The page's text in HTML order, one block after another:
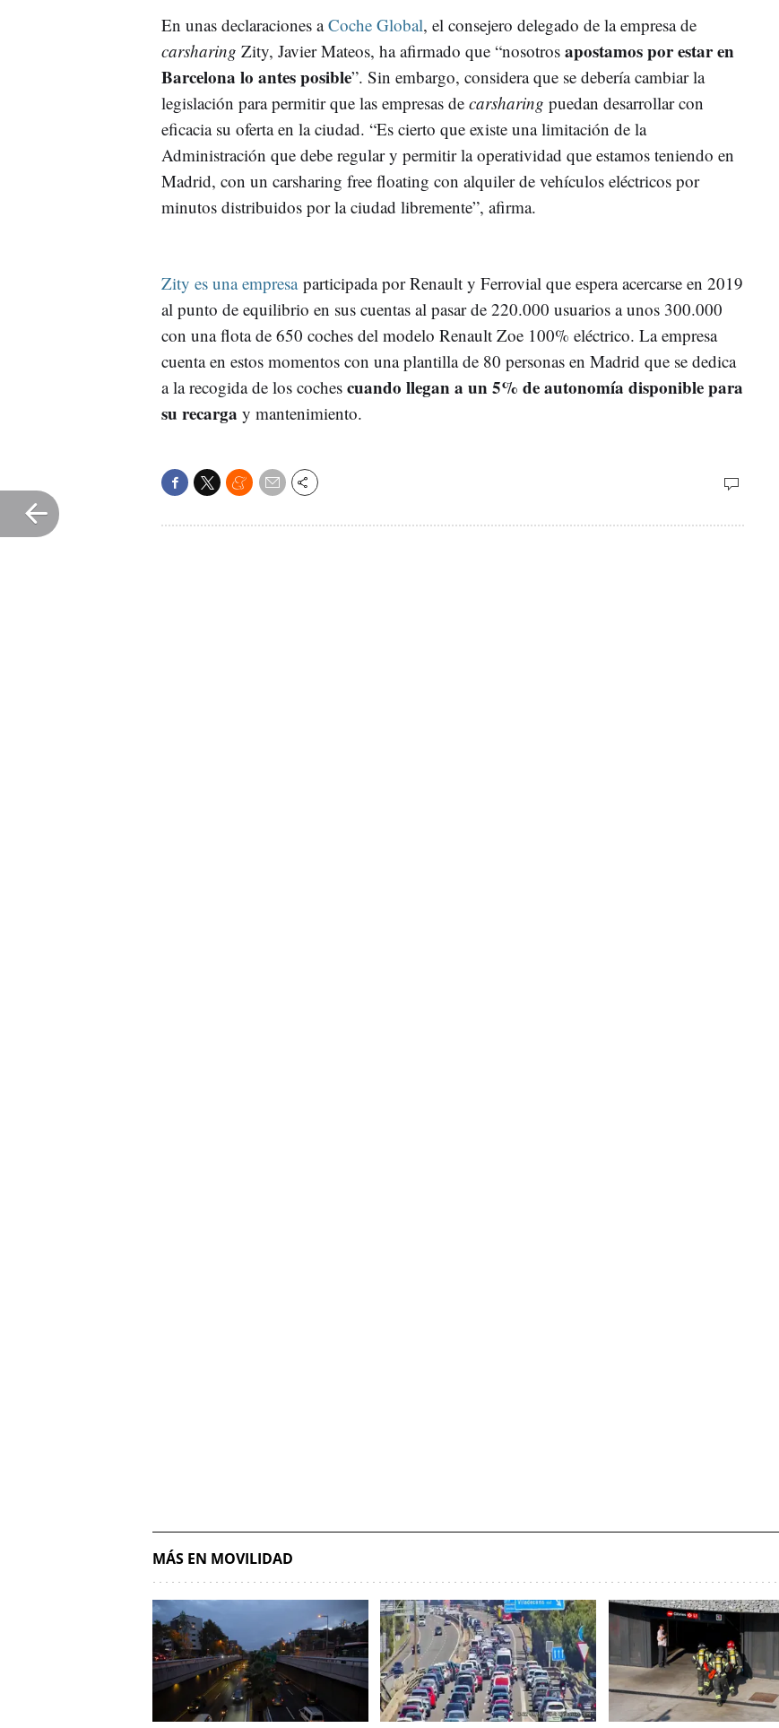
En unas declaraciones aCoche Global, el consejero delegado de la empresa de
carsharing Zity, Javier Mateos, ha afirmado que “nosotros apostamos por estar en
Barcelona lo antes posible”. Sin embargo, considera que se debería cambiar la
legislación para permitir que las empresas de carsharing puedan desarrollar con
eficacia su oferta en la ciudad. “Es cierto que existe una limitación de la
Administración que debe regular y permitir la operatividad que estamos teniendo en
Madrid, con un carsharing free floating con alquiler de vehículos eléctricos por
minutos distribuidos por la ciudad libremente”, afirma.
Zity es una empresa participada por Renault y Ferrovial que espera acercarse en 2019
al punto de equilibrio en sus cuentas al pasar de 220.000 usuarios a unos 300.000
con una flota de 650 coches del modelo Renault Zoe 100% eléctrico. La empresa
cuenta en estos momentos con una plantilla de 80 personas en Madrid que se dedica
a la recogida de los coches cuando llegan a un 5% de autonomía disponible para
su recarga y mantenimiento.
MÁS EN MOVILIDAD